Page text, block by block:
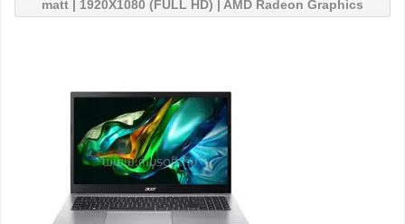
matt | 1920X1080 (FULL HD) | AMD Radeon Graphics